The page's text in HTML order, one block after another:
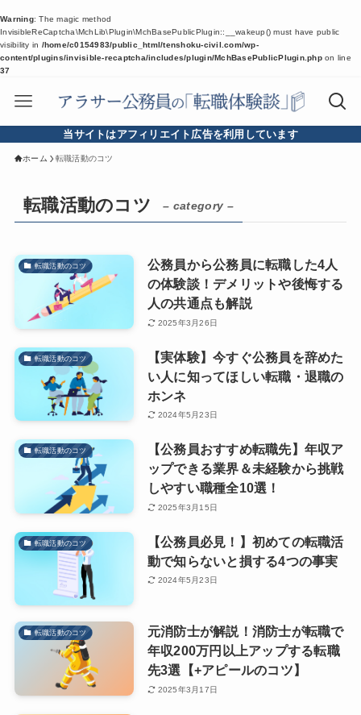
Warning: The magic method
InvisibleReCaptcha\MchLib\Plugin\MchBasePublicPlugin::__wakeup() must have public
visibility in /home/c0154983/public_html/tenshoku-civil.com/wp-
content/plugins/invisible-recaptcha/includes/plugin/MchBasePublicPlugin.phpon line
37
当サイトはアフィリエイト広告を利用しています
ホーム 転職活動のコツ
転職活動のコツ – category –
転職活動のコツ
公務員から公務員に転職した4人
の体験談！デメリットや後悔する
人の共通点も解説
2025年3月26日
転職活動のコツ
【実体験】今すぐ公務員を辞めた
い人に知ってほしい転職・退職の
ホンネ
2024年5月23日
転職活動のコツ
【公務員おすすめ転職先】年収ア
ップできる業界＆未経験から挑戦
しやすい職種全10選！
2025年3月15日
転職活動のコツ
【公務員必見！】初めての転職活
動で知らないと損する4つの事実
2024年5月23日
転職活動のコツ
元消防士が解説！消防士が転職で
年収200万円以上アップする転職
先3選【+アピールのコツ】
2025年3月17日